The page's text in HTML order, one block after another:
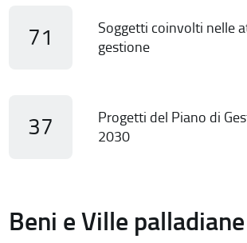
71
Soggetti coinvolti nelle
gestione
37
Progetti del Piano di
2030
Beni e Ville